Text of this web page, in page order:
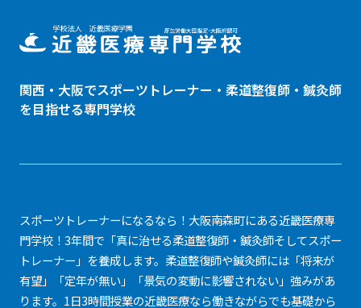
関西・大阪でスポーツトレーナー・ 柔道整復師 ・鍼灸師
を目指せる専門学校
スポーツトレーナーになるなら！大阪南森町にある近畿医療専
門学校！3年間で「真に治せる柔道整復師・鍼灸師そしてスポー
トレーナー」を養成します。柔道整復師や鍼灸師には「将来が
有望」「定年が無い」「景気の変動に影響されない」強みがあ
ります。1日3時間授業の近畿医療なら働きながらでも基礎から